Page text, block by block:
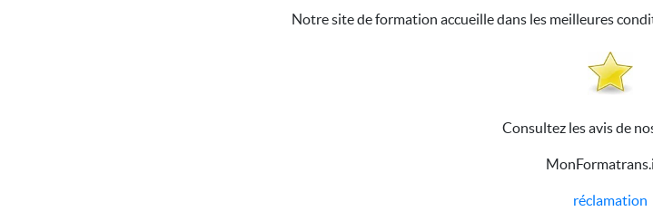
Notre site de formation accueille dans les meilleures
Consultez les avis de
réclamation